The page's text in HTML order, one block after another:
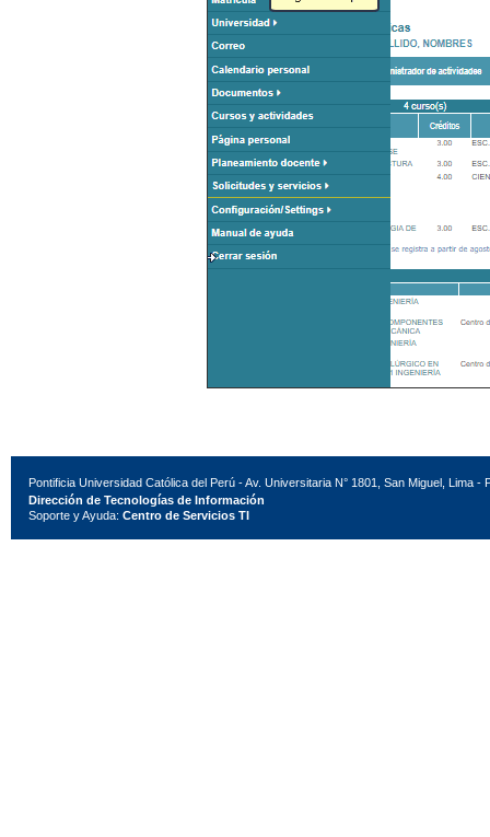
Pontificia Universidad Católica del Perú - Av. Universitaria N° 1801, San Miguel, Lima -
Dirección de Tecnologías de Información
Soporte y Ayuda: Centro de Servicios TI